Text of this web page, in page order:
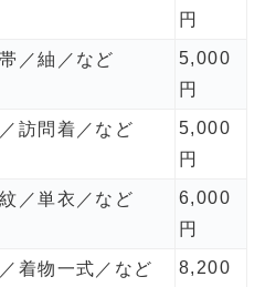
円
／紬／など
5,000
円
訪問着／など
5,000
円
／単衣／など
6,000
円
着物一式／など
8,200